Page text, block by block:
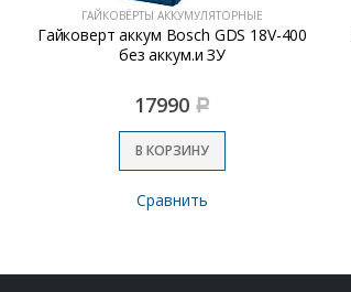
ГАЙКОВЁРТЫ АККУМУЛЯТОРНЫЕ
Гайковерт аккум Bosch GDS 18V-400
без аккум.и ЗУ
17990 Р
В КОРЗИНУ
Сравнить